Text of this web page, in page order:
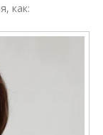
как: